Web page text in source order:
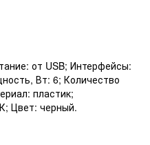
от USB; Интерфейсы:
Вт: 6; Количество
пластик;
Цвет: черный.